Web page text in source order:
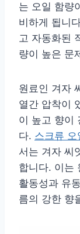
는 오일 함량
비하게 됩니
고 자동화된
량이 높은 문
원료인 겨자
열간 압착이
이 높고 향이
다. 스크류 오
서는 겨자 씨
합니다. 이는
활동성과 유
름의 강한 향